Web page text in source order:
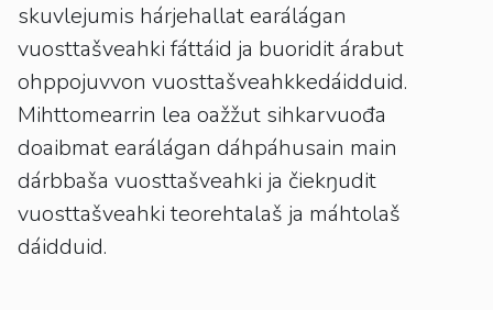
skuvlejumis hárjehallat earálágan
vuosttašveahki fáttáid ja buoridit árabut
ohppojuvvon vuosttašveahkkedáidduid.
Mihttomearrin lea oažžut sihkarvuođa
doaibmat earálágan dáhpáhusain main
dárbbaša vuosttašveahki ja čiekŋudit
vuosttašveahki teorehtalaš ja máhtolaš
dáidduid.